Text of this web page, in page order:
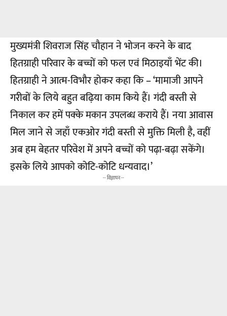
मुख्यमंत्री शिवराज सिंह चौहान ने भोजन करने के बाद
हितग्राही परिवार के बच्चों को फल एवं मिठाइयाँ भेंट की।
हितग्राही ने आत्म-विभौर होकर कहा कि – ‘मामाजी आपने
गरीबों के लिये बहुत बढ़िया काम किये हैं। गंदी बस्ती से
निकाल कर हमें पक्के मकान उपलब्ध कराये हैं। नया आवास
मिल जाने से जहाँ एकओर गंदी बस्ती से मुक्ति मिली है, वहीं
अब हम बेहतर परिवेश में अपने बच्चों को पढ़ा-बढ़ा सकेंगे।
इसके लिये आपको कोटि-कोटि धन्यवाद।’
-- विज्ञापन --